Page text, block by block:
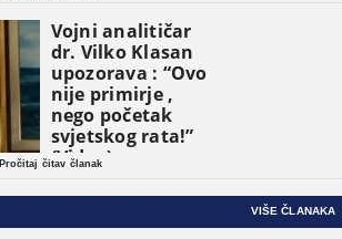
Vojni analitičar
dr. Vilko Klasan
upozorava : “Ovo
nije primirje ,
nego početak
svjetskog rata!”
(Video)
Pročitaj čitav članak
VIŠE ČLANAKA